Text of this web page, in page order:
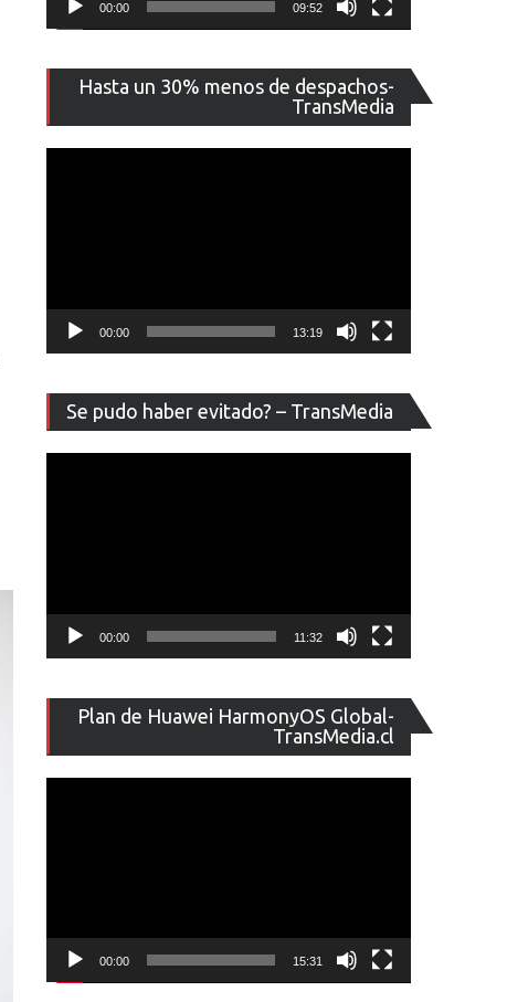
00:00 09:52
Hasta un 30% menos de despachos-
TransMedia
de
vídeo
00:00 13:19
Se pudo haber evitado? – TransMedia
de
vídeo
00:00 11:32
Plan de Huawei HarmonyOS Global-
TransMedia.cl
de
vídeo
00:00 15:31